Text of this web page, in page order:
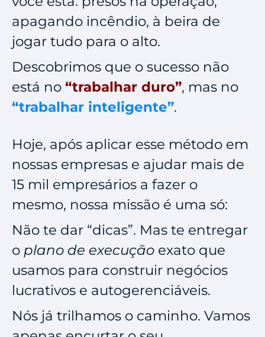
apagando incêndio, à beira de
jogar tudo para o alto.
Descobrimos que o sucesso não
está no “trabalhar duro”, mas no
“trabalhar inteligente”.
Hoje, após aplicar esse método em
nossas empresas e ajudar mais de
15 mil empresários a fazer o
mesmo, nossa missão é uma só:
Não te dar “dicas”. Mas te entregar
o plano de execução exato que
usamos para construir negócios
lucrativos e autogerenciáveis.
Nós já trilhamos o caminho. Vamos